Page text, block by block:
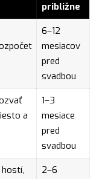
približne
6–12
mesiacov
pred
svadbou
a
1–3
mesiace
pred
svadbou
2–6